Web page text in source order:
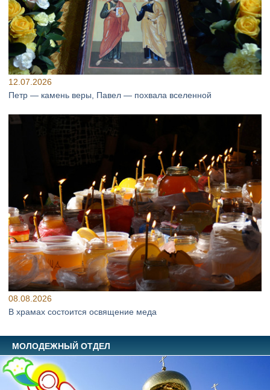
12.07.2026
Петр — камень веры, Павел — похвала вселенной
08.08.2026
В храмах состоится освящение меда
МОЛОДЕЖНЫЙ ОТДЕЛ